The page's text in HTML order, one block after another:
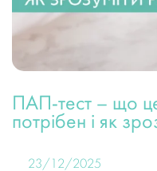
ПАП-тест – що
потрібен і як
23/12/2025